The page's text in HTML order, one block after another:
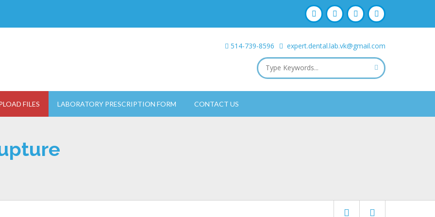
514-739-8596 expert.dental.lab.vk@gmail.com
FILES LABORATORY PRESCRIPTION FORM CONTACT US